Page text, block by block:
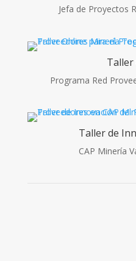
Jefa de Proyectos
Taller
Programa Red
Taller de
CAP Minería